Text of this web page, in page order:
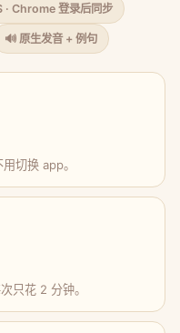
· Chrome 登录后同步
🔊 原生发音 + 例句
切换 app。
只花 2 分钟。